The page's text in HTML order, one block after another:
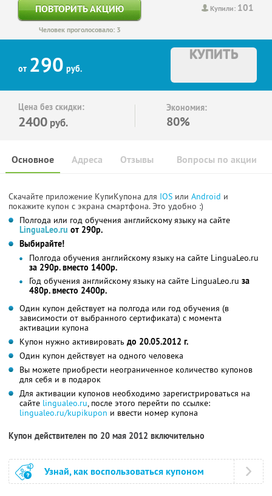
Купили: 101
ПОВТОРИТЬ АКЦИЮ
Человек проголосовало: 3
от 290 руб.
КУПИТЬ
Цена без скидки:
2400 руб.
Экономия:
80%
Основное Отзывы Вопросы по акции
Адреса
Скачайте приложение КупиКупона для IOS или Android и
покажите купон с экрана смартфона. Это удобно :)
Полгода или год обучения английскому языку на сайте
LinguaLeo.ru от 290р.
Выбирайте!
Полгода обучения английскому языку на сайте LinguaLeo.ru
за 290р. вместо 1400р.
Год обучения английскому языку на сайте LinguaLeo.ru за
480р. вместо 2400р.
Один купон действует на полгода или год обучения (в
зависимости от выбранного сертификата) с момента
активации купона
Купон нужно активировать до 20.05.2012 г.
Один купон действует на одного человека
Вы можете приобрести неограниченное количество купонов
для себя и в подарок
Для активации купонов необходимо зарегистрироваться на
сайте lingualeo.ru, после этого перейти по ссылке:
lingualeo.ru/kupikupon и ввести номер купона
Купон действителен по 20 мая 2012 включительно
Узнай, как воспользоваться купоном